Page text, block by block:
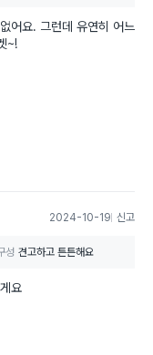
어요. 그런데 유연히 어느
~!
2024-10-19 신고
성 견고하고 튼튼해요
요